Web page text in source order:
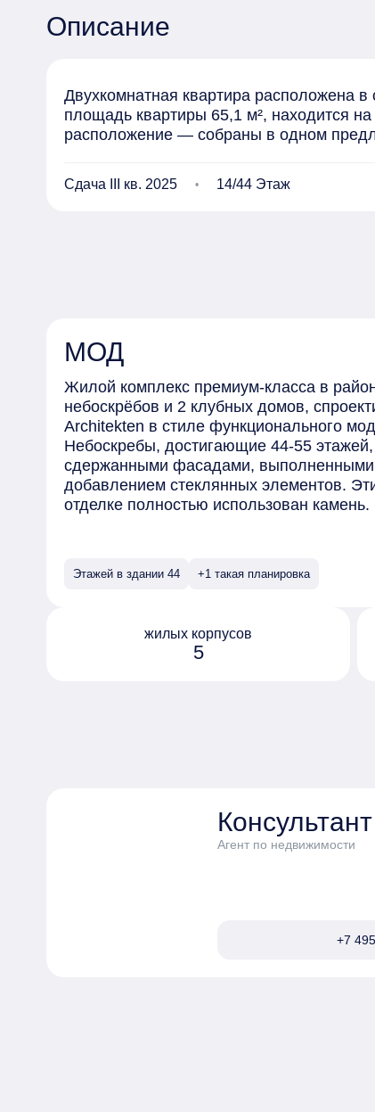
Описание
Двухкомнатная квартира
площадь квартиры 65,1 м², находится
расположение — собраны в одном
Сдача III кв. 2025 14/44 Этаж
МОД
Жилой комплекс премиум-класса в
небоскрёбов и 2 клубных домов,
Architekten в стиле функционального
Небоскребы, достигающие 44-55
сдержанными фасадами, выполненными
добавлением стеклянных элементов.
отделке полностью использован
вариантов в европейском стиле, а на
Приватная территория организована на
дома и включает многоуровневый сад с
Этажей в здании 44 +1 такая планировка
5
жилых корпусов
Консультант
Агент по недвижимости
+7